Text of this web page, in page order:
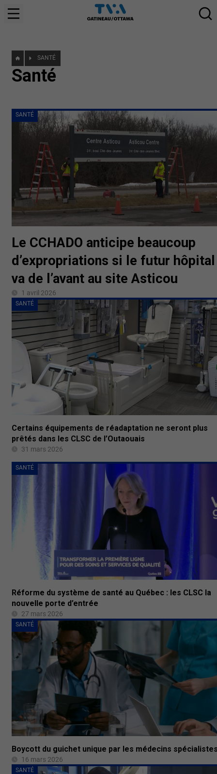
SANTÉ
Santé
SANTÉ
Le CCHADO anticipe beaucoup
d’expropriations si le futur hôpital
va de l’avant au site Asticou
1 avril 2026
SANTÉ
Certains équipements de réadaptation ne seront plus
prêtés dans les CLSC de l’Outaouais
31 mars 2026
SANTÉ
Réforme du système de santé au Québec : les CLSC la
nouvelle porte d’entrée
27 mars 2026
SANTÉ
Boycott du guichet unique par les médecins
16 mars 2026
SANTÉ